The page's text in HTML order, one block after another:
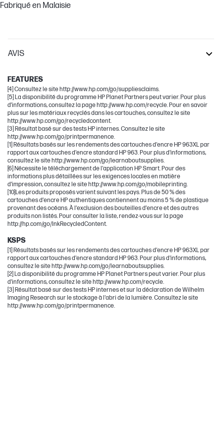
Fabriqué en Malaisie
AVIS
FEATURES
[4] Consultez le site http://www.hp.com/go/suppliesclaims.
[5] La disponibilité du programme HP Planet Partners peut varier. Pour plus
d’informations, consultez la page http://www.hp.com/recycle. Pour en savoir
plus sur les matériaux recyclés dans les cartouches, consultez le site
http://www.hp.com/go/recycledcontent.
[3] Résultat basé sur des tests HP internes. Consultez le site
http://www.hp.com/go/printpermanence.
[1] Résultats basés sur les rendements des cartouches d'encre HP 963XL par
rapport aux cartouches d'encre standard HP 963. Pour plus d'informations,
consultez le site http://www.hp.com/go/learnaboutsupplies.
[6] Nécessite le téléchargement de l'application HP Smart. Pour des
informations plus détaillées sur les exigences locales en matière
d'impression, consultez le site http://www.hp.com/go/mobileprinting.
[10]Les produits proposés varient suivant les pays. Plus de 50 % des
cartouches d’encre HP authentiques contiennent au moins 5 % de plastique
provenant des océans. À l’exclusion des bouteilles d’encre et des autres
produits non listés. Pour consulter la liste, rendez-vous sur la page
http://hp.com/go/InkRecycledContent.
KSPS
[1] Résultats basés sur les rendements des cartouches d'encre HP 963XL par
rapport aux cartouches d'encre standard HP 963. Pour plus d'informations,
consultez le site http://www.hp.com/go/learnaboutsupplies.
[2] La disponibilité du programme HP Planet Partners peut varier. Pour plus
d'informations, consultez le site http://www.hp.com/recycle.
[3] Résultat basé sur des tests HP internes et sur la déclaration de Wilhelm
Imaging Research sur le stockage à l'abri de la lumière. Consultez le site
http://www.hp.com/go/printpermanence.